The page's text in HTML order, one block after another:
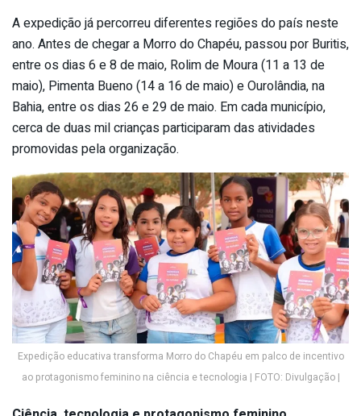
A expedição já percorreu diferentes regiões do país neste
ano. Antes de chegar a Morro do Chapéu, passou por Buritis,
entre os dias 6 e 8 de maio, Rolim de Moura (11 a 13 de
maio), Pimenta Bueno (14 a 16 de maio) e Ourolândia, na
Bahia, entre os dias 26 e 29 de maio. Em cada município,
cerca de duas mil crianças participaram das atividades
promovidas pela organização.
Expedição educativa transforma Morro do Chapéu em palco de incentivo
ao protagonismo feminino na ciência e tecnologia | FOTO: Divulgação |